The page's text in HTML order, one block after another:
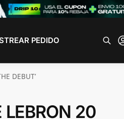
PEDIDO
DEBUT’
LEBRON 20